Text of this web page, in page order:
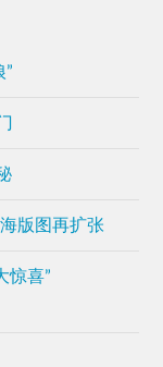
”
版图再扩张
惊喜”